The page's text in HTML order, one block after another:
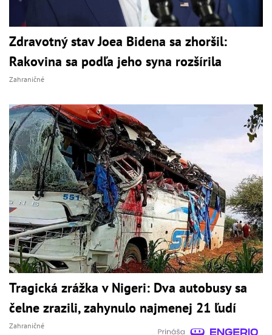
Zdravotný stav Joea Bidena sa zhoršil:
Rakovina sa podľa jeho syna rozšírila
Zahraničné
Tragická zrážka v Nigeri: Dva autobusy sa
čelne zrazili, zahynulo najmenej 21 ľudí
Zahraničné